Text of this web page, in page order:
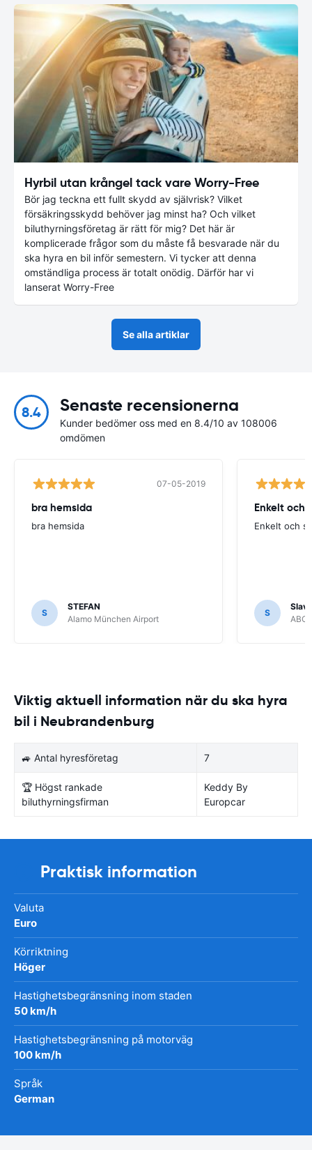
Hyrbil utan krångel tack vare Worry-Free
Bör jag teckna ett fullt skydd av självrisk? Vilket
försäkringsskydd behöver jag minst ha? Och vilket
biluthyrningsföretag är rätt för mig? Det här är
komplicerade frågor som du måste få besvarade när du
ska hyra en bil inför semestern. Vi tycker att denna
omständliga process är totalt onödig. Därför har vi
lanserat Worry-Free
Se alla artiklar
8.4 Senaste recensionerna
Kunder bedömer oss med en 8.4/10 av 108006
omdömen
07-05-2019
bra hemsida
bra hemsida
S
STEFAN
Alamo München Airport
Enkelt och
Enkelt och
S
ABC
Viktig aktuell information när du ska hyra
bil i Neubrandenburg
🚙 Antal hyresföretag 7
🏆 Högst rankade
biluthyrningsfirman
Keddy By
Europcar
Praktisk information
Valuta
Euro
Körriktning
Höger
Hastighetsbegränsning inom staden
50 km/h
Hastighetsbegränsning på motorväg
100 km/h
Språk
German